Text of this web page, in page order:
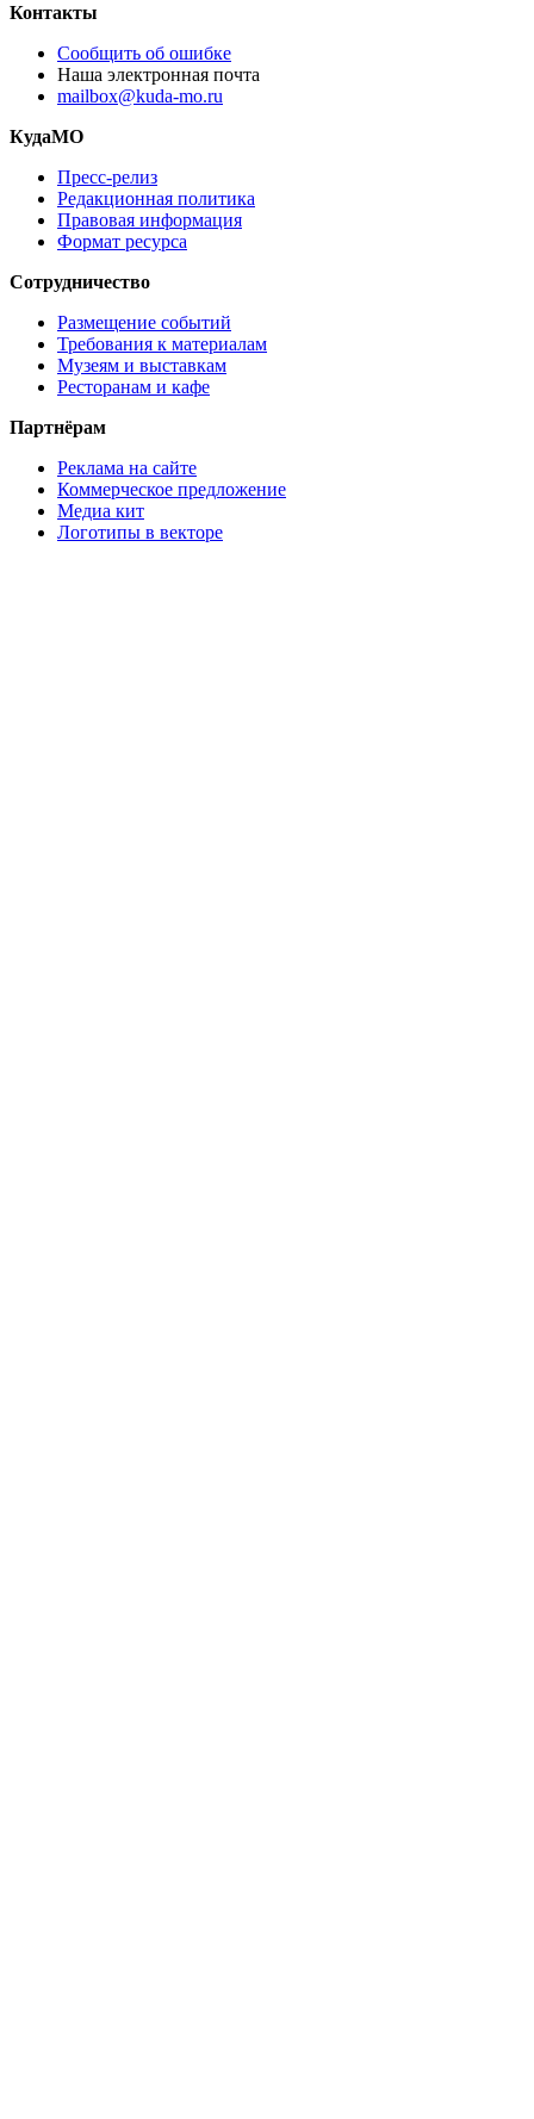
Контакты
Сообщить об ошибке
Наша электронная почта
mailbox@kuda-mo.ru
КудаМО
Пресс-релиз
Редакционная политика
Правовая информация
Формат ресурса
Сотрудничество
Размещение событий
Требования к материалам
Музеям и выставкам
Ресторанам и кафе
Партнёрам
Реклама на сайте
Коммерческое предложение
Медиа кит
Логотипы в векторе